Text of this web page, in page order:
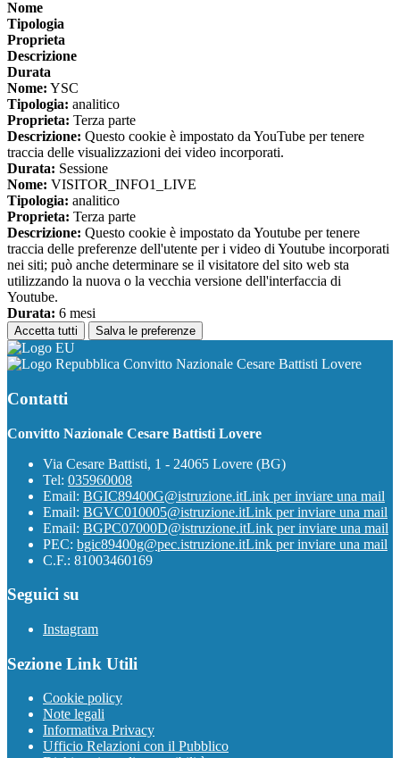
Nome
Tipologia
Proprieta
Descrizione
Durata
Nome: YSC
Tipologia: analitico
Proprieta: Terza parte
Descrizione: Questo cookie è impostato da YouTube per tenere
traccia delle visualizzazioni dei video incorporati.
Durata: Sessione
Nome: VISITOR_INFO1_LIVE
Tipologia: analitico
Proprieta: Terza parte
Descrizione: Questo cookie è impostato da Youtube per tenere
traccia delle preferenze dell'utente per i video di Youtube incorporati
nei siti; può anche determinare se il visitatore del sito web sta
utilizzando la nuova o la vecchia versione dell'interfaccia di
Youtube.
Durata: 6 mesi
Accetta tutti Salva le preferenze
Convitto Nazionale Cesare Battisti Lovere
Contatti
Convitto Nazionale Cesare Battisti Lovere
Via Cesare Battisti, 1 - 24065 Lovere (BG)
Tel: 035960008
Email: BGIC89400G@istruzione.itLink per inviare una mail
Email: BGVC010005@istruzione.itLink per inviare una mail
Email: BGPC07000D@istruzione.itLink per inviare una mail
PEC: bgic89400g@pec.istruzione.itLink per inviare una mail
C.F.: 81003460169
Seguici su
Instagram
Sezione Link Utili
Cookie policy
Note legali
Informativa Privacy
Ufficio Relazioni con il Pubblico